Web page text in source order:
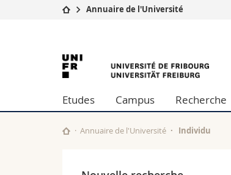
Etudes
Campus
Université
Formation continue
Annuaire de l'Université
University
of
Fribourg
Etudes Campus Recherche
Annuaire de l'Université Individu